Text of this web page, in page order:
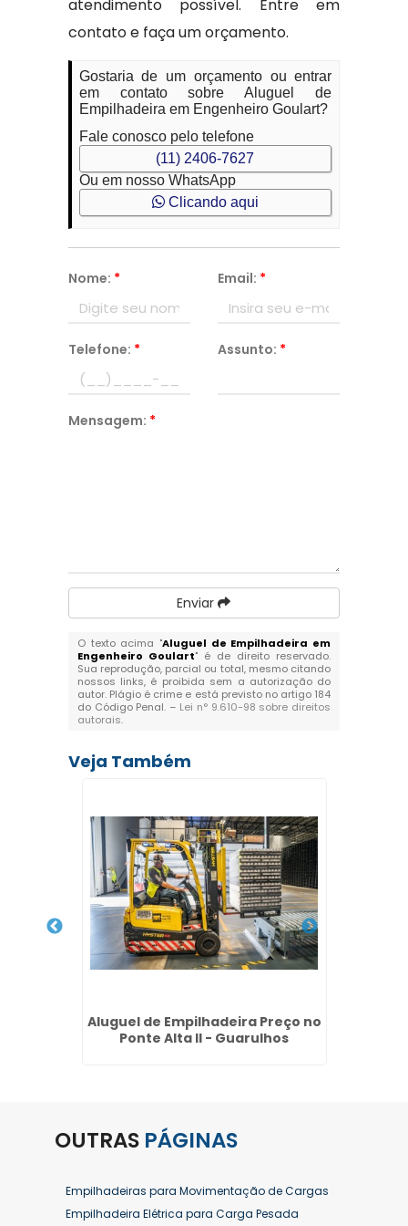
atendimento possível. Entre em
contato e faça um orçamento.
Gostaria de um orçamento ou entrar
em contato sobre Aluguel de
Empilhadeira em Engenheiro Goulart?
Fale conosco pelo telefone
(11) 2406-7627
Ou em nosso WhatsApp
Clicando aqui
Nome: * Email: *
Telefone: * Assunto: *
Mensagem: *
Enviar
O texto acima "Aluguel de Empilhadeira em
Engenheiro Goulart" é de direito reservado.
Sua reprodução, parcial ou total, mesmo citando
nossos links, é proibida sem a autorização do
autor. Plágio é crime e está previsto no artigo 184
do Código Penal. – Lei n° 9.610-98 sobre direitos
autorais.
Veja Também
Aluguel de Empilhadeira Preço no
Ponte Alta II - Guarulhos
OUTRAS PÁGINAS
Empilhadeiras para Movimentação de Cargas
Empilhadeira Elétrica para Carga Pesada